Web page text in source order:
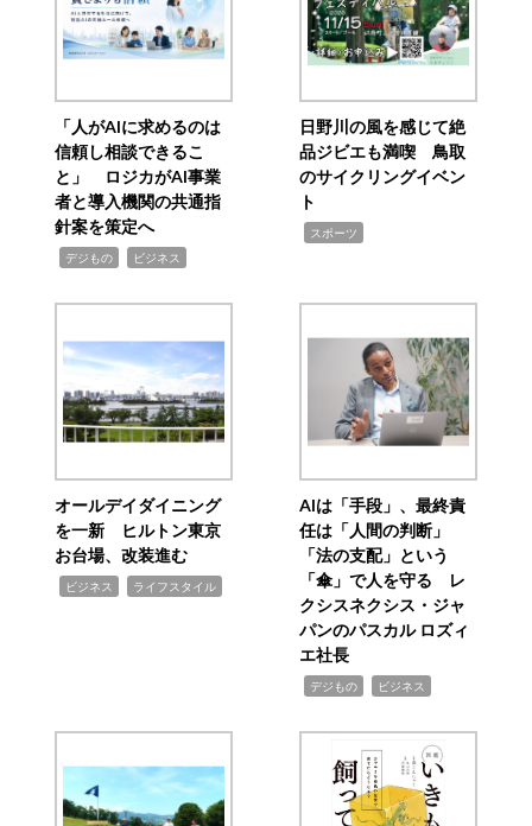
「人がAIに求めるのは
信頼し相談できるこ
と」 ロジカがAI事業
者と導入機関の共通指
針案を策定へ
デジもの ビジネス
日野川の風を感じて絶
品ジビエも満喫 鳥取
のサイクリングイベン
ト
スポーツ
オールデイダイニング
を一新 ヒルトン東京
お台場、改装進む
ビジネス ライフスタイル
AIは「手段」、最終責
任は「人間の判断」
「法の支配」という
「傘」で人を守る レ
クシスネクシス・ジャ
パンのパスカル ロズィ
エ社長
デジもの ビジネス